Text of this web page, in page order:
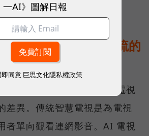
視的畫質優化能力。
？不只是能上網看串流的
幹嘛，首先必須釐清 AI 電視
差異。傳統智慧電視是為電視
者單向觀看連網影音。AI 電視
一AI》圖解日報
同意 巨思文化隱私權政策